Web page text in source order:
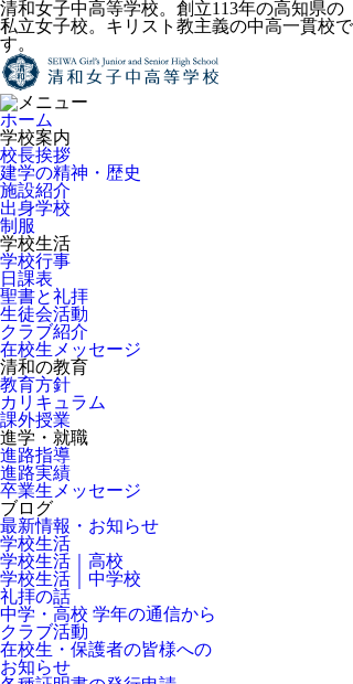
清和女子中高等学校。創立113年の高知県の
私立女子校。キリスト教主義の中高一貫校で
す。
ホーム
学校案内
校長挨拶
建学の精神・歴史
施設紹介
出身学校
制服
学校生活
学校行事
日課表
聖書と礼拝
生徒会活動
クラブ紹介
在校生メッセージ
清和の教育
教育方針
カリキュラム
課外授業
進学・就職
進路指導
進路実績
卒業生メッセージ
ブログ
最新情報・お知らせ
学校生活
学校生活｜高校
学校生活｜中学校
礼拝の話
中学・高校 学年の通信から
クラブ活動
在校生・保護者の皆様への
お知らせ